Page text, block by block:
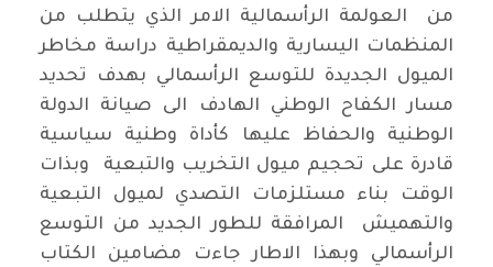
من العولمة الرأسمالية الامر الذي يتطلب من
المنظمات اليسارية والديمقراطية دراسة مخاطر
الميول الجديدة للتوسع الرأسمالي بهدف تحديد
مسار الكفاح الوطني الهادف الى صيانة الدولة
الوطنية والحفاظ عليها كأداة وطنية سياسية
قادرة على تحجيم ميول التخريب والتبعية وبذات
الوقت بناء مستلزمات التصدي لميول التبعية
والتهميش المرافقة للطور الجديد من التوسع
الرأسمالي وبهذا الاطار جاءت مضامين الكتاب